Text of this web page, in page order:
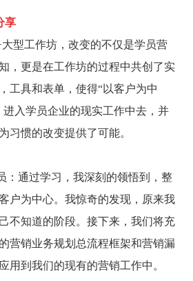
享
型工作坊，改变的不仅是学员营
，更是在工作坊的过程中共创了实
工具和表单，使得“以客户为中
入学员企业的现实工作中去，并
习惯的改变提供了可能。
：通过学习，我深刻的领悟到，整
户为中心。我惊奇的发现，原来我
不知道的阶段。接下来，我们将充
营销业务规划总流程框架和营销漏
用到我们的现有的营销工作中。